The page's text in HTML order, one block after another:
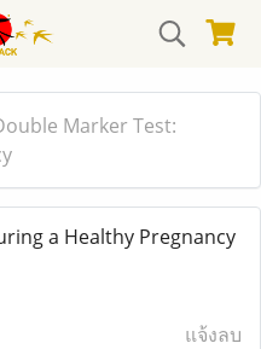
Marker Test:
a Healthy Pregnancy
แจ้งลบ